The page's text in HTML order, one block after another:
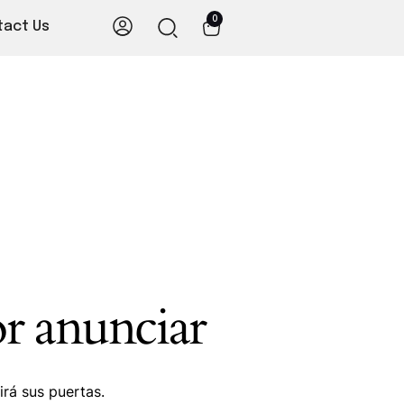
Us
0
anunciar
sus puertas.